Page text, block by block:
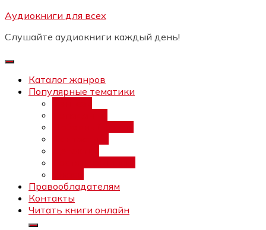
Перейти
содержимому
Аудиокниги для всех
Слушайте аудиокниги каждый день!
Каталог жанров
Популярные тематики
Правообладателям
Контакты
Читать книги онлайн
Бесплатный интенсив:
каналов"